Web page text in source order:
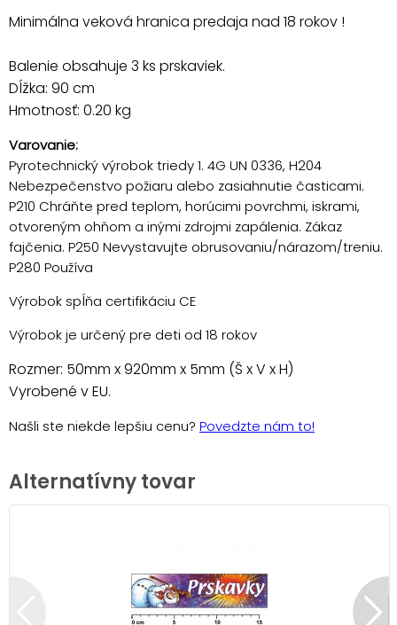
Minimálna veková hranica predaja nad 18 rokov !
Balenie obsahuje 3 ks prskaviek.
Dĺžka: 90 cm
Hmotnosť: 0.20 kg
Varovanie:
Pyrotechnický výrobok triedy 1. 4G UN 0336, H204
Nebezpečenstvo požiaru alebo zasiahnutie časticami.
P210 Chráňte pred teplom, horúcimi povrchmi, iskrami,
otvoreným ohňom a inými zdrojmi zapálenia. Zákaz
fajčenia. P250 Nevystavujte obrusovaniu/nárazom/treniu.
P280 Používa
Výrobok spĺňa certifikáciu CE
Výrobok je určený pre deti od 18 rokov
Rozmer: 50mm x 920mm x 5mm (Š x V x H)
Vyrobené v EU.
Našli ste niekde lepšiu cenu? Povedzte nám to!
Alternatívny tovar